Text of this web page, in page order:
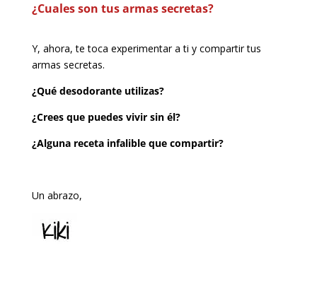
¿Cuales son tus armas secretas?
Y, ahora, te toca experimentar a ti y compartir tus
armas secretas.
¿Qué desodorante utilizas?
¿Crees que puedes vivir sin él?
¿Alguna receta infalible que compartir?
Un abrazo,